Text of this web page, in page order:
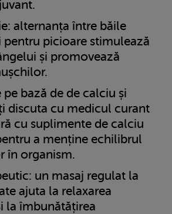
alternanța între băile
pentru picioare stimulează
și promovează
bază de de calciu și
discuta cu medicul curant
cu suplimente de calciu
a menține echilibrul
în organism.
un masaj regulat la
ajuta la relaxarea
la îmbunătățirea